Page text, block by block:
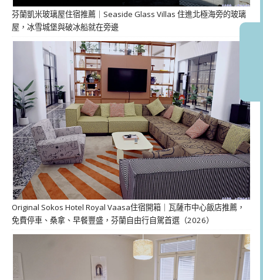
芬蘭凱米玻璃屋住宿推薦｜Seaside Glass Villas 住進北極海旁的玻璃
屋，冰雪城堡與破冰船就在旁邊
Original Sokos Hotel Royal Vaasa住宿開箱｜瓦薩市中心飯店推薦，
免費停車、桑拿、早餐豐盛，芬蘭自由行自駕首選（2026）